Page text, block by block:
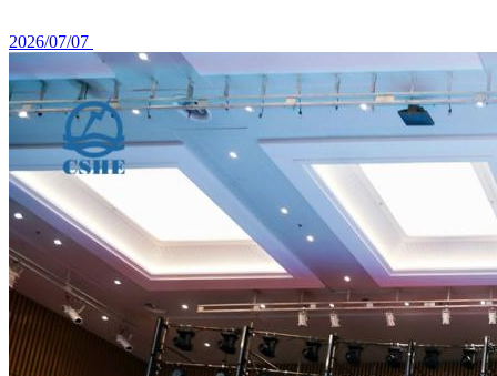
2026/07/07